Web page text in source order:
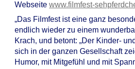
Webseite www.filmfest-
„Das Filmfest ist eine ganz
endlich wieder zu einem
Krach, und betont: „Der Kinder-
sich in der ganzen Gesellschaft
Humor, mit Mitgefühl und mit